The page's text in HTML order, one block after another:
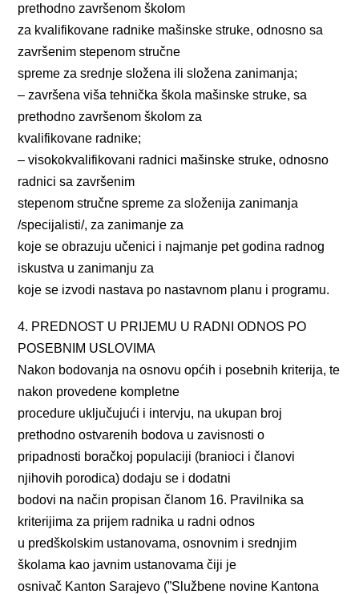
prethodno završenom školom
za kvalifikovane radnike mašinske struke, odnosno sa
završenim stepenom stručne
spreme za srednje složena ili složena zanimanja;
– završena viša tehnička škola mašinske struke, sa
prethodno završenom školom za
kvalifikovane radnike;
– visokokvalifikovani radnici mašinske struke, odnosno
radnici sa završenim
stepenom stručne spreme za složenija zanimanja
/specijalisti/, za zanimanje za
koje se obrazuju učenici i najmanje pet godina radnog
iskustva u zanimanju za
koje se izvodi nastava po nastavnom planu i programu.
4. PREDNOST U PRIJEMU U RADNI ODNOS PO
POSEBNIM USLOVIMA
Nakon bodovanja na osnovu općih i posebnih kriterija, te
nakon provedene kompletne
procedure uključujući i intervju, na ukupan broj
prethodno ostvarenih bodova u zavisnosti o
pripadnosti boračkoj populaciji (branioci i članovi
njihovih porodica) dodaju se i dodatni
bodovi na način propisan članom 16. Pravilnika sa
kriterijima za prijem radnika u radni odnos
u predškolskim ustanovama, osnovnim i srednjim
školama kao javnim ustanovama čiji je
osnivač Kanton Sarajevo (”Službene novine Kantona